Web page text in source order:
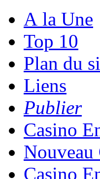
A la Une
Top 10
Plan du
Liens
Publier
Casino
Casino